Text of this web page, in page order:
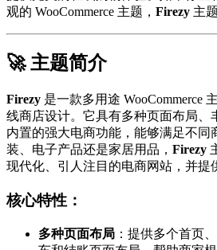
观的 WooCommerce 主题， Firezy 主
🚀 主题简介
Firezy 是一款多用途 WooCommerce
线商店设计。它具有多种页面布局、
内置的强大电商功能，能够满足不同
装、电子产品还是家居用品， Firezy
现代化、引人注目的电商网站，并提
核心特性：
多种页面布局 ：提供多个首页